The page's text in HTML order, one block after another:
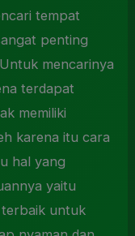
tempat
penting
mencarinya
terdapat
memiliki
karena itu cara
hal yang
yaitu
terbaik untuk